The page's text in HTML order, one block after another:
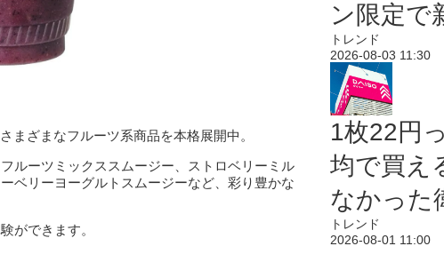
まざまなフルーツ系商品を本格展開中。
ルーツミックススムージー、ストロベリーミル
ベリーヨーグルトスムージーなど、彩り豊かな
ができます。
ン限定で
トレンド
2026-08-03 11:30
1枚22円
均で買え
なかった
トレンド
2026-08-01 11:00